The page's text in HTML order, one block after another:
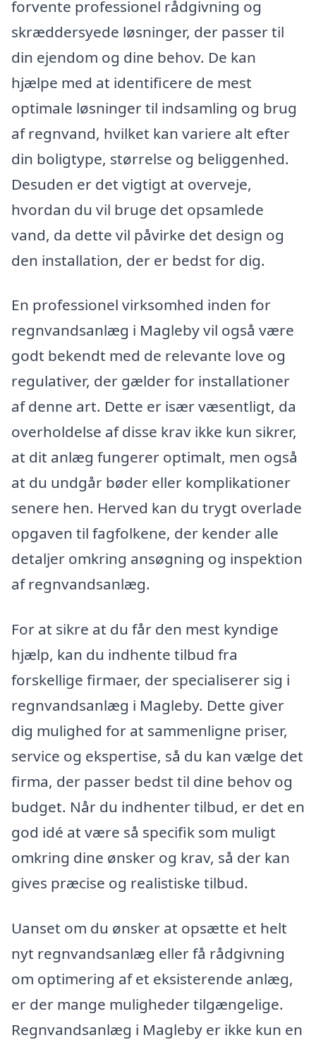
forvente professionel rådgivning og
skræddersyede løsninger, der passer til
din ejendom og dine behov. De kan
hjælpe med at identificere de mest
optimale løsninger til indsamling og brug
af regnvand, hvilket kan variere alt efter
din boligtype, størrelse og beliggenhed.
Desuden er det vigtigt at overveje,
hvordan du vil bruge det opsamlede
vand, da dette vil påvirke det design og
den installation, der er bedst for dig.
En professionel virksomhed inden for
regnvandsanlæg i Magleby vil også være
godt bekendt med de relevante love og
regulativer, der gælder for installationer
af denne art. Dette er især væsentligt, da
overholdelse af disse krav ikke kun sikrer,
at dit anlæg fungerer optimalt, men også
at du undgår bøder eller komplikationer
senere hen. Herved kan du trygt overlade
opgaven til fagfolkene, der kender alle
detaljer omkring ansøgning og inspektion
af regnvandsanlæg.
For at sikre at du får den mest kyndige
hjælp, kan du indhente tilbud fra
forskellige firmaer, der specialiserer sig i
regnvandsanlæg i Magleby. Dette giver
dig mulighed for at sammenligne priser,
service og ekspertise, så du kan vælge det
firma, der passer bedst til dine behov og
budget. Når du indhenter tilbud, er det en
god idé at være så specifik som muligt
omkring dine ønsker og krav, så der kan
gives præcise og realistiske tilbud.
Uanset om du ønsker at opsætte et helt
nyt regnvandsanlæg eller få rådgivning
om optimering af et eksisterende anlæg,
er der mange muligheder tilgængelige.
Regnvandsanlæg i Magleby er ikke kun en